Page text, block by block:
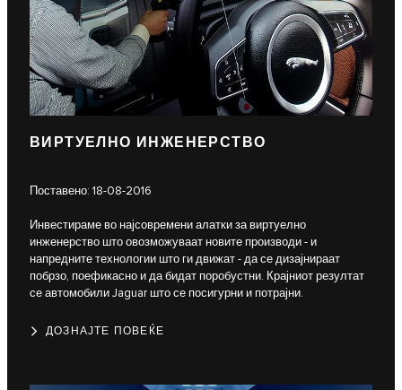
ВИРТУЕЛНО ИНЖЕНЕРСТВО
Поставено: 18-08-2016
Инвестираме во најсовремени алатки за виртуелно
инженерство што овозможуваат новите производи - и
напредните технологии што ги движат - да се дизајнираат
побрзо, поефикасно и да бидат поробустни. Крајниот резултат
се автомобили Jaguar што се посигурни и потрајни.
ДОЗНАЈТЕ ПОВЕЌЕ